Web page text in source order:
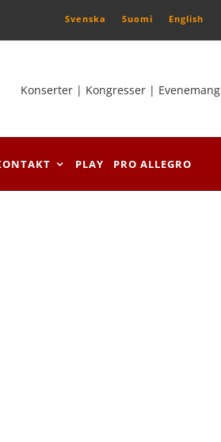
Svenska Suomi English
Konserter | Kongresser | Evenemang
PLAY PRO ALLEGRO